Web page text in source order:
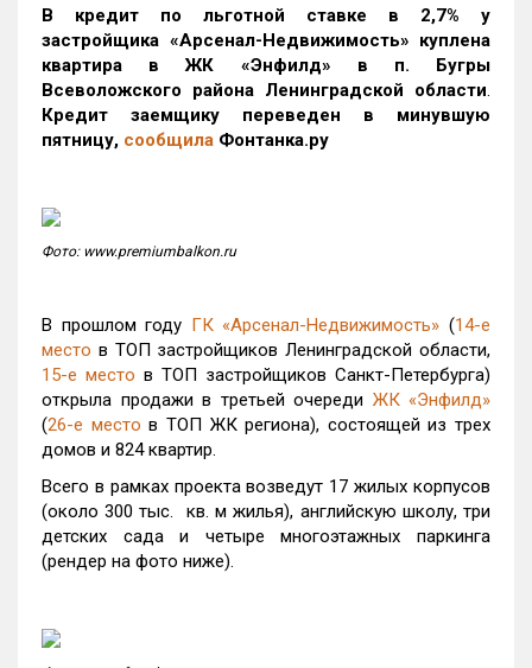
В кредит по льготной ставке в 2,7% у
застройщика «Арсенал-Недвижимость» куплена
квартира в ЖК «Энфилд» в п. Бугры
Всеволожского района Ленинградской области.
Кредит заемщику переведен в минувшую
пятницу, сообщила Фонтанка.ру
Фото: www.premiumbalkon.ru
В прошлом году ГК «Арсенал-Недвижимость» (14-е
место в ТОП застройщиков Ленинградской области,
15-е место в ТОП застройщиков Санкт-Петербурга)
открыла продажи в третьей очереди ЖК «Энфилд»
(26-е место в ТОП ЖК региона), состоящей из трех
домов и 824 квартир.
Всего в рамках проекта возведут 17 жилых корпусов
(около 300 тыс. кв. м жилья), английскую школу, три
детских сада и четыре многоэтажных паркинга
(рендер на фото ниже).